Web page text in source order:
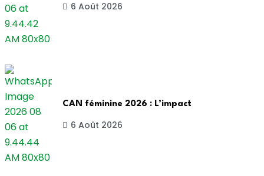
6 Août 2026
CAN féminine 2026 : L’impact
6 Août 2026